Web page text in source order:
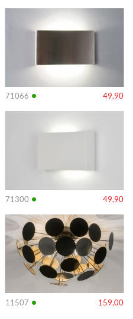
71066 • 49,90
Info
71300 • 49,90
Info
11507 • 159,00
Info